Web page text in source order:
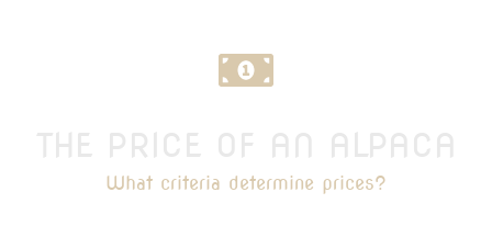
What criteria determine prices?